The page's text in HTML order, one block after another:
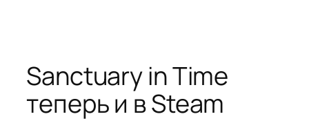
Sanctuary in Time
теперь и в Steam